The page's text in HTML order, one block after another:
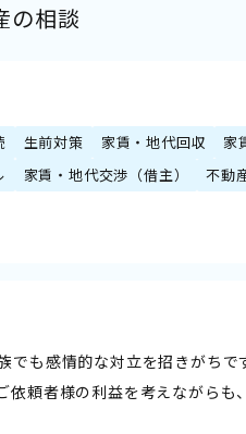
の相談
生前対策 家賃・地代回収 家
家賃・地代交渉（借主） 不動
でも感情的な対立を招きがち
依頼者様の利益を考えながら